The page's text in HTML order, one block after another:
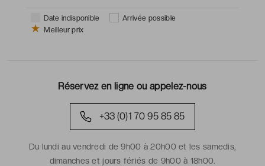
Date indisponible
Arrivée possible
Meilleur prix
Réservez en ligne ou appelez-nous
+33 (0)1 70 95 85 85
Du lundi au vendredi de 9h00 à 20h00 et les samedis,
dimanches et jours fériés de 9h00 à 18h00.